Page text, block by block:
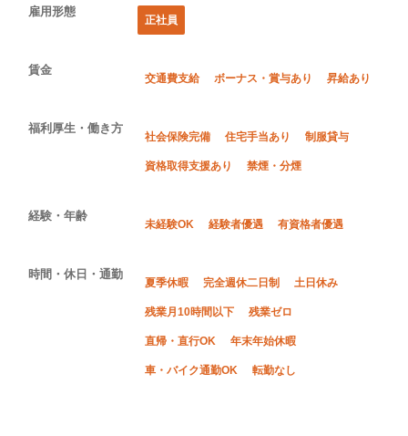
雇用形態
正社員
賃金
交通費支給 ボーナス・賞与あり 昇給あり
福利厚生・働き方
社会保険完備 住宅手当あり 制服貸与
資格取得支援あり 禁煙・分煙
経験・年齢
未経験OK 経験者優遇 有資格者優遇
時間・休日・通勤
夏季休暇 完全週休二日制 土日休み
残業月10時間以下 残業ゼロ
直帰・直行OK 年末年始休暇
車・バイク通勤OK 転勤なし